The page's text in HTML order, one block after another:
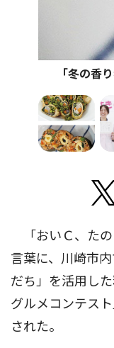
「冬の香
「おいＣ、たの
言葉に、川崎市
だち」を活用し
グルメコンテス
された。